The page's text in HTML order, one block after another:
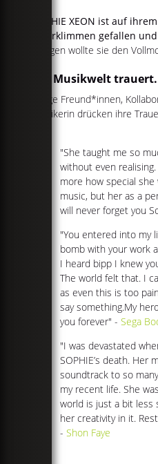
SOPHIE XEON ist auf
zu erklimmen gefallen
Morgen wollte sie den
Die Musikwelt trauert.
Einige Freund*innen,
Musikerin drücken ihre
"She taught me so
without even
more how special
music, but her as a
will never forget you
"You entered into my
bomb with your work
I heard bipp I knew
The world felt that. I
as even this is too
say something.My
you forever" -Sega
"I was devastated
SOPHIE’s death. Her
soundtrack to so
my recent life. She
world is just a bit less
her creativity in it.
-Shon Faye